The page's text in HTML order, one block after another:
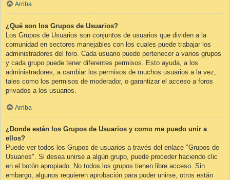
Arriba
¿Qué son los Grupos de Usuarios?
Los Grupos de Usuarios son conjuntos de usuarios que dividen a la
comunidad en sectores manejables con los cuales puede trabajar los
administradores del foro. Cada usuario puede pertenecer a varios grupos
y cada grupo puede tener diferentes permisos. Esto ayuda, a los
administradores, a cambiar los permisos de muchos usuarios a la vez,
tales como los permisos de moderador, o garantizar el acceso a foros
privados a los usuarios.
Arriba
¿Donde están los Grupos de Usuarios y como me puedo unir a
ellos?
Puede ver todos los Grupos de usuarios a través del enlace "Grupos de
Usuarios". Si desea unirse a algún grupo, puede proceder haciendo clic
en el botón apropiado. No todos los grupos tienen libre acceso. Sin
embargo, algunos requieren aprobación para poder unirse, otros están